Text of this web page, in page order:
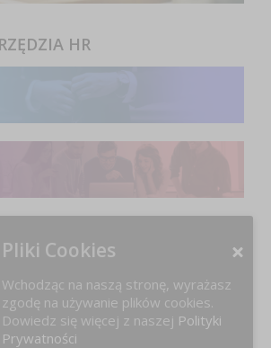
HR
Pliki Cookies
Wchodząc na naszą stronę, wyrażasz
zgodę na używanie plików cookies.
Dowiedz się więcej z naszej Polityki
Prywatności